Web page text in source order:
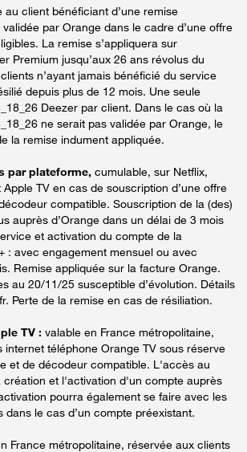
au client bénéficiant d’une remise
par Orange dans le cadre d’une offre
La remise s’appliquera sur
Premium jusqu’aux 26 ans révolus du
n’ayant jamais bénéficié du service
depuis plus de 12 mois. Une seule
Deezer par client. Dans le cas où la
ne serait pas validée par Orange, le
la remise indument appliquée.
par plateforme, cumulable, sur Netflix,
TV en cas de souscription d’une offre
compatible. Souscription de la (des)
auprès d’Orange dans un délai de 3 mois
et activation du compte de la
: avec engagement mensuel ou avec
Remise appliquée sur la facture Orange.
au 20/11/25 susceptible d’évolution. Détails
Perte de la remise en cas de résiliation.
TV : valable en France métropolitaine,
internet téléphone Orange TV sous réserve
et de décodeur compatible. L'accès au
création et l'activation d'un compte auprès
pourra également se faire avec les
dans le cas d’un compte préexistant.
France métropolitaine, réservée aux clients